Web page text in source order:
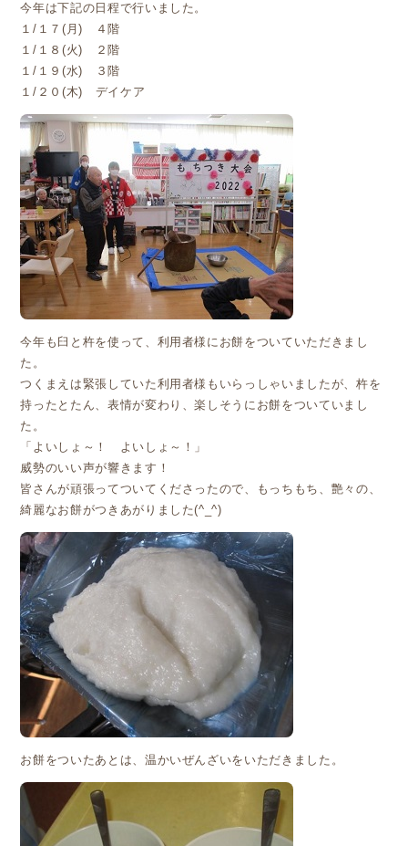
今年は下記の日程で行いました。
１/１７(月) ４階
１/１８(火) ２階
１/１９(水) ３階
１/２０(木) デイケア
今年も臼と杵を使って、利用者様にお餅をついていただきまし
た。
つくまえは緊張していた利用者様もいらっしゃいましたが、杵を
持ったとたん、表情が変わり、楽しそうにお餅をついていまし
た。
「よいしょ～！ よいしょ～！」
威勢のいい声が響きます！
皆さんが頑張ってついてくださったので、もっちもち、艶々の、
綺麗なお餅がつきあがりました(^_^)
お餅をついたあとは、温かいぜんざいをいただきました。